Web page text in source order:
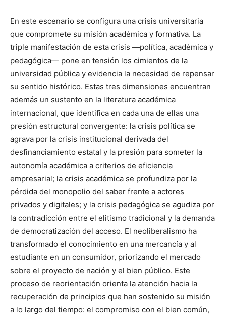
En este escenario se configura una crisis universitaria
que compromete su misión académica y formativa. La
triple manifestación de esta crisis —política, académica y
pedagógica— pone en tensión los cimientos de la
universidad pública y evidencia la necesidad de repensar
su sentido histórico. Estas tres dimensiones encuentran
además un sustento en la literatura académica
internacional, que identifica en cada una de ellas una
presión estructural convergente: la crisis política se
agrava por la crisis institucional derivada del
desfinanciamiento estatal y la presión para someter la
autonomía académica a criterios de eficiencia
empresarial; la crisis académica se profundiza por la
pérdida del monopolio del saber frente a actores
privados y digitales; y la crisis pedagógica se agudiza por
la contradicción entre el elitismo tradicional y la demanda
de democratización del acceso. El neoliberalismo ha
transformado el conocimiento en una mercancía y al
estudiante en un consumidor, priorizando el mercado
sobre el proyecto de nación y el bien público. Este
proceso de reorientación orienta la atención hacia la
recuperación de principios que han sostenido su misión
a lo largo del tiempo: el compromiso con el bien común,